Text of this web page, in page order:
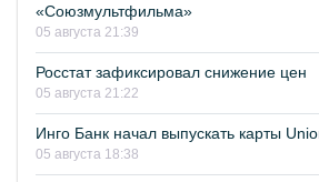
«Союзмультфильма»
05 августа 21:39
Росстат зафиксировал снижение цен
05 августа 21:22
Инго Банк начал выпускать карты
05 августа 18:38